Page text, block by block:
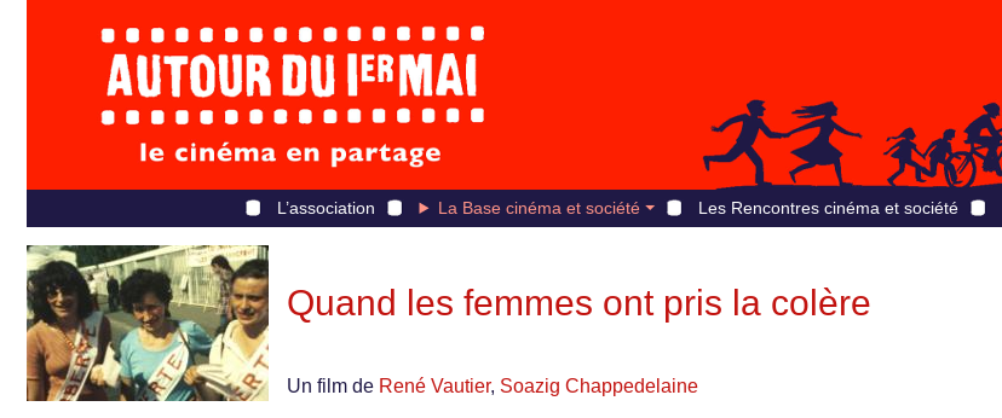
L’association La Base cinéma et société Les Rencontres cinéma et société
Quand les femmes ont pris la colère
Un film de René Vautier, Soazig Chappedelaine